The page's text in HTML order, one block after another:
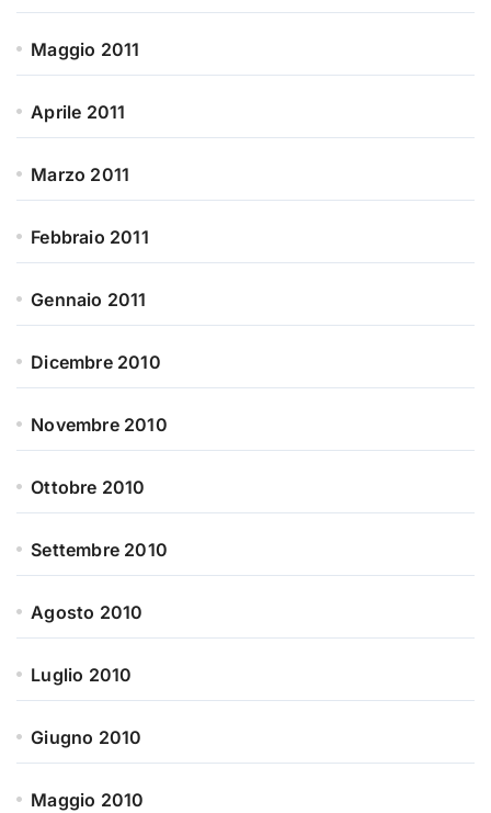
Maggio 2011
Aprile 2011
Marzo 2011
Febbraio 2011
Gennaio 2011
Dicembre 2010
Novembre 2010
Ottobre 2010
Settembre 2010
Agosto 2010
Luglio 2010
Giugno 2010
Maggio 2010